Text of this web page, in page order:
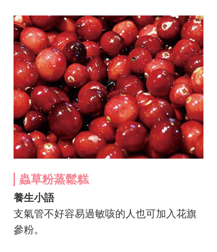
蟲草粉蒸鬆糕
養生小語
支氣管不好容易過敏咳的人也可加入花旗
參粉。